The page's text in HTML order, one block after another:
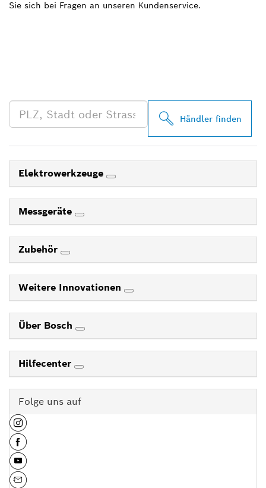
Sie sich bei Fragen an unseren Kundenservice.
Händler finden
Elektrowerkzeuge
Messgeräte
Zubehör
Weitere Innovationen
Über Bosch
Hilfecenter
Folge uns auf